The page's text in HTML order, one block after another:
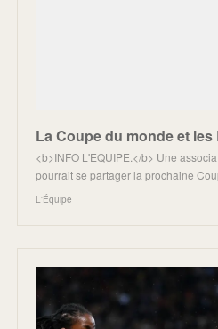
<b>INFO L'EQUIPE.</b> Une
pourrait se partager la prochaine
L'Équipe